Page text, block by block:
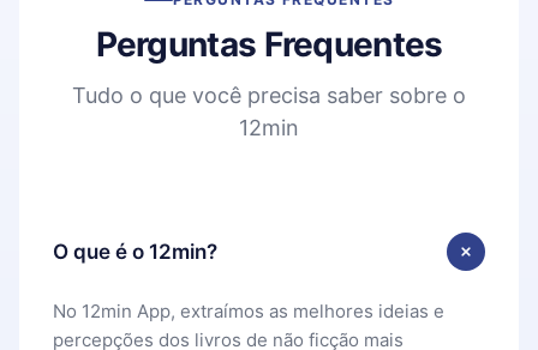
Perguntas Frequentes
Tudo o que você precisa saber sobre o
12min
O que é o 12min?
No 12min App, extraímos as melhores ideias e
percepções dos livros de não ficção mais